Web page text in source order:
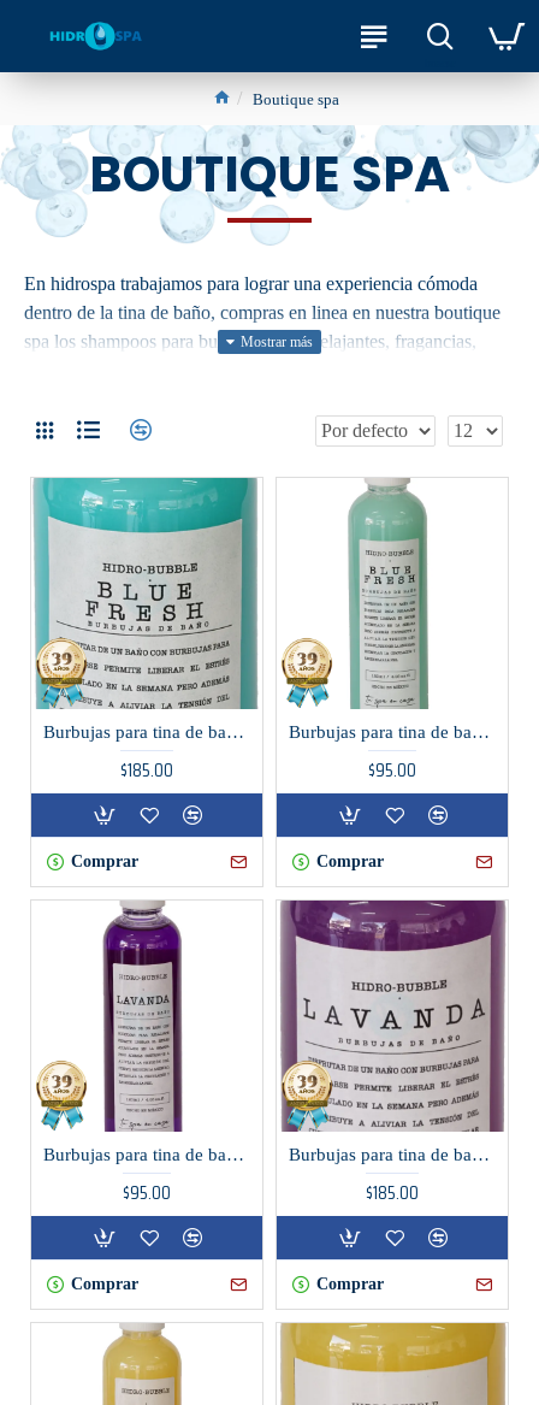
Boutique spa
BOUTIQUE SPA
En hidrospa trabajamos para lograr una experiencia cómoda
dentro de la tina de baño, compras en linea en nuestra boutique
spa los shampoos para burbujas, sales relajantes, fragancias,
ofrece tener una tina de hidromasaje o jacuzzi.
Burbujas para tina de baño aroma BLUE FRESH
$185.00
Comprar
Burbujas para tina de baño aroma Blue fresh
$95.00
Comprar
Burbujas para tina de baño aroma Lavanda
$95.00
Comprar
Burbujas para tina de baño aroma Lavanda
$185.00
Comprar